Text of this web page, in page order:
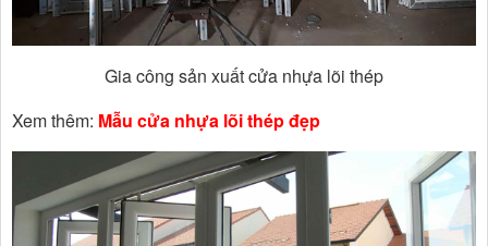
Gia công sản xuất cửa nhựa lõi thép
Xem thêm: Mẫu cửa nhựa lõi thép đẹp